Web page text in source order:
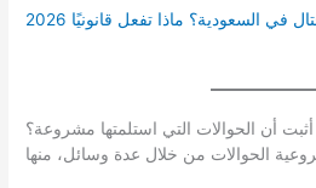
في السعودية؟ ماذا تفعل قانونيًا 2026
أن الحوالات التي استلمتها مشروعة؟